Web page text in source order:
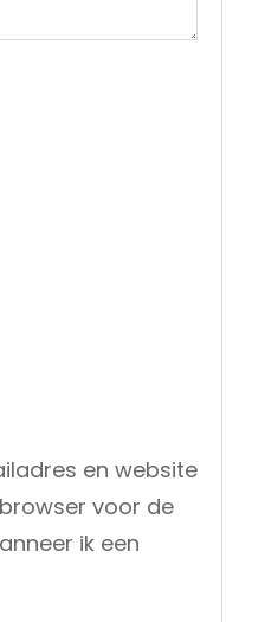
en website
voor de
ik een